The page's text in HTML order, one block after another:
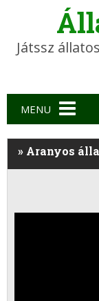
Játssz
Main
MENU
»Aranyos